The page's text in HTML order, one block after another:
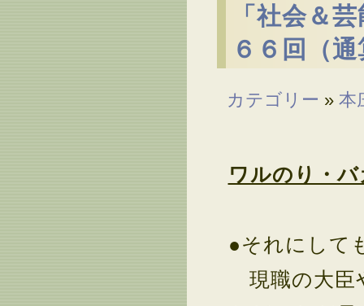
「社会＆
６６回（
カテゴリー » 本
ワルのり・
●それにし
現職の大臣